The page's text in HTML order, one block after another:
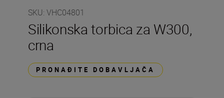
SKU: VHC04801
Silikonska torbica za W300,
crna
PRONAĐITE DOBAVLJAČA